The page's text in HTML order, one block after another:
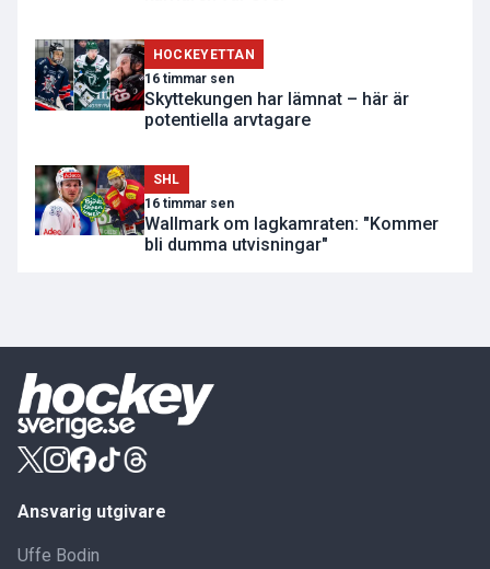
HOCKEYETTAN
16 timmar sen
Skyttekungen har lämnat – här är
potentiella arvtagare
SHL
16 timmar sen
Wallmark om lagkamraten: "Kommer
bli dumma utvisningar"
Ansvarig utgivare
Uffe Bodin